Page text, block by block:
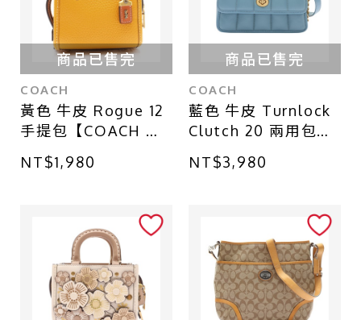
商品已售完
COACH
黃色 牛皮 Rogue 12
手提包【COACH 寇
馳】 C1803
NT$1,980
商品已售完
COACH
藍色 牛皮 Turnlock
Clutch 20 兩用包
【COACH 寇馳】
C3845
NT$3,980